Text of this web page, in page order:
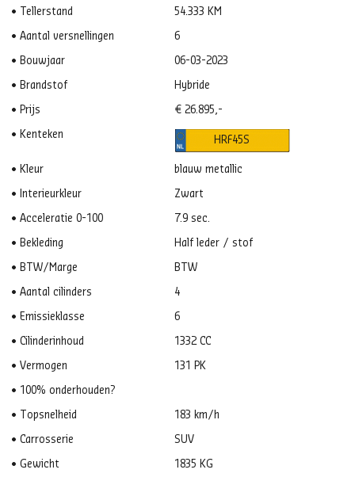
Tellerstand 54.333 KM
Aantal versnellingen 6
Bouwjaar 06-03-2023
Brandstof Hybride
Prijs € 26.895,-
Kenteken HRF45S
Kleur blauw metallic
Interieurkleur Zwart
Acceleratie 0-100 7.9 sec.
Bekleding Half leder / stof
BTW/Marge BTW
Aantal cilinders 4
Emissieklasse 6
Cilinderinhoud 1332 CC
Vermogen 131 PK
100% onderhouden?
Topsnelheid 183 km/h
Carrosserie SUV
Gewicht 1835 KG